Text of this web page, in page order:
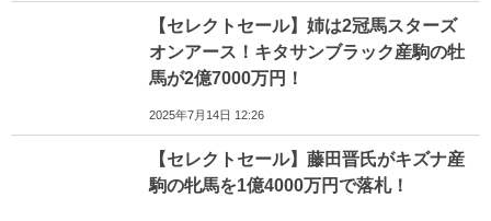
【セレクトセール】姉は2冠馬スターズ
オンアース！キタサンブラック産駒の牡
馬が2億7000万円！
2025年7月14日 12:26
【セレクトセール】藤田晋氏がキズナ産
駒の牝馬を1億4000万円で落札！